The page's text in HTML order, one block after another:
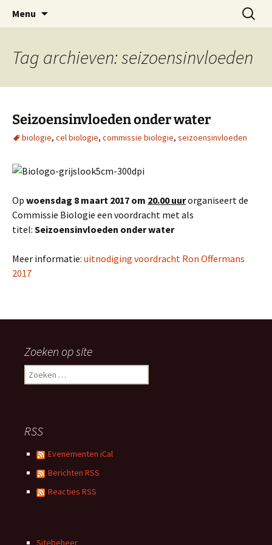
inhoud
OVOS
Oost-Vlaamse Vereniging voor
Onderwateronderzoek en -Sport
Menu
Zoeken
naar:
Tag archieven: seizoensinvloeden
Seizoensinvloeden onder water
biologie, cel biologie, commissie biologie, seizoensinvloeden
Op woensdag 8 maart 2017 om 20.00 uurorganiseert de
Commissie Biologie een voordracht met als
titel: Seizoensinvloeden onder water
Meer informatie: uitnodiging voordracht Ron Offermans
2017
Zoeken op site
Zoeken
naar:
RSS
Evenementen iCal
Berichten RSS
Reacties RSS
Sitebeheer